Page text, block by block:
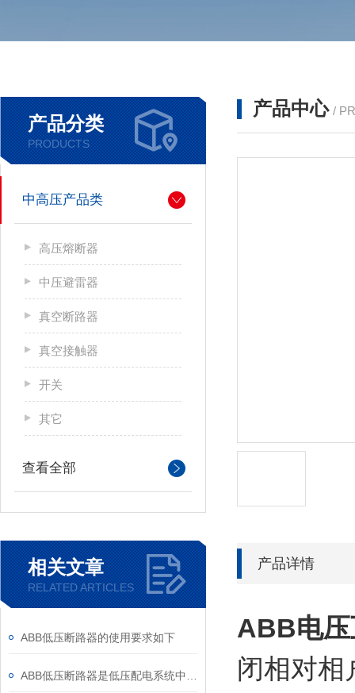
产品分类
PRODUCTS
中高压产品类
高压熔断器
中压避雷器
真空断路器
真空接触器
开关
其它
查看全部
相关文章
RELATED ARTICLES
ABB低压断路器的使用要求如下
产品中心 /
产品详情
ABB电
闭相对相